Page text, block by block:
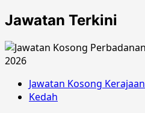
Jawatan Terkini
Jawatan Kosong Kerajaan
Kedah